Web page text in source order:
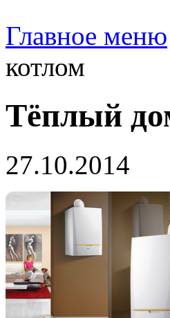
Главное меню
котлом
Тёплый
27.10.2014